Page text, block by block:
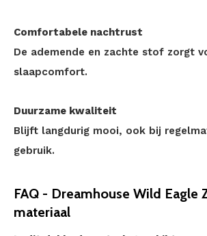
Comfortabele nachtrust
De ademende en zachte stof zorgt
slaapcomfort.
Duurzame kwaliteit
Blijft langdurig mooi, ook bij
gebruik.
FAQ - Dreamhouse Wild Eagle
materiaal